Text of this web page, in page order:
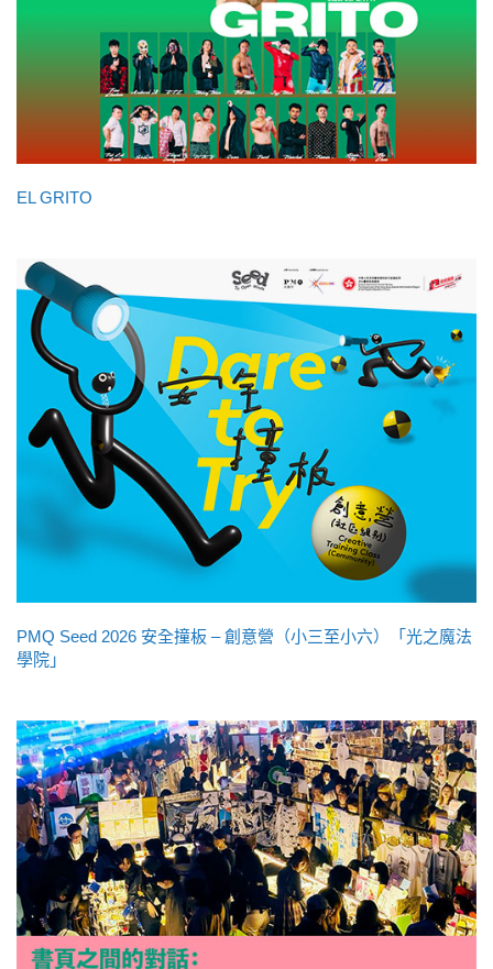
EL GRITO
PMQ Seed 2026 安全撞板 – 創意營（小三至小六）「光之魔法
學院」